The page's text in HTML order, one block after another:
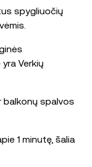
spygliuočių
Verkių
spalvos
1 minutę, šalia